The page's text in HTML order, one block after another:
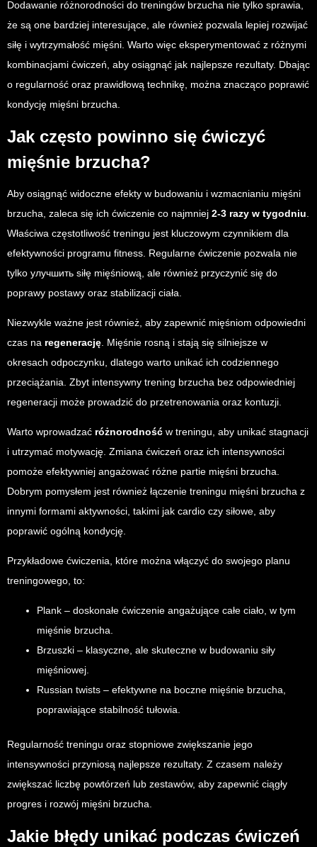
Dodawanie różnorodności do treningów brzucha nie tylko sprawia,
że są one bardziej interesujące, ale również pozwala lepiej rozwijać
siłę i wytrzymałość mięśni. Warto więc eksperymentować z różnymi
kombinacjami ćwiczeń, aby osiągnąć jak najlepsze rezultaty. Dbając
o regularność oraz prawidłową technikę, można znacząco poprawić
kondycję mięśni brzucha.
Jak często powinno się ćwiczyć
mięśnie brzucha?
Aby osiągnąć widoczne efekty w budowaniu i wzmacnianiu mięśni
brzucha, zaleca się ich ćwiczenie co najmniej 2-3 razy w tygodniu.
Właściwa częstotliwość treningu jest kluczowym czynnikiem dla
efektywności programu fitness. Regularne ćwiczenie pozwala nie
tylko улучшить siłę mięśniową, ale również przyczynić się do
poprawy postawy oraz stabilizacji ciała.
Niezwykle ważne jest również, aby zapewnić mięśniom odpowiedni
czas na regenerację. Mięśnie rosną i stają się silniejsze w
okresach odpoczynku, dlatego warto unikać ich codziennego
przeciążania. Zbyt intensywny trening brzucha bez odpowiedniej
regeneracji może prowadzić do przetrenowania oraz kontuzji.
Warto wprowadzać różnorodność w treningu, aby unikać stagnacji
i utrzymać motywację. Zmiana ćwiczeń oraz ich intensywności
pomoże efektywniej angażować różne partie mięśni brzucha.
Dobrym pomysłem jest również łączenie treningu mięśni brzucha z
innymi formami aktywności, takimi jak cardio czy siłowe, aby
poprawić ogólną kondycję.
Przykładowe ćwiczenia, które można włączyć do swojego planu
treningowego, to:
Plank – doskonałe ćwiczenie angażujące całe ciało, w tym
mięśnie brzucha.
Brzuszki – klasyczne, ale skuteczne w budowaniu siły
mięśniowej.
Russian twists – efektywne na boczne mięśnie brzucha,
poprawiające stabilność tułowia.
Regularność treningu oraz stopniowe zwiększanie jego
intensywności przyniosą najlepsze rezultaty. Z czasem należy
zwiększać liczbę powtórzeń lub zestawów, aby zapewnić ciągły
progres i rozwój mięśni brzucha.
Jakie błędy unikać podczas ćwiczeń